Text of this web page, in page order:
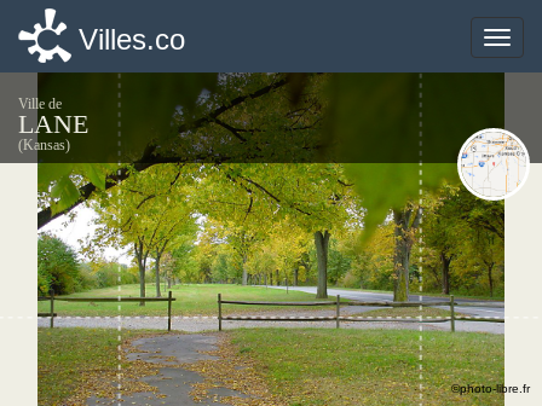
Toggle
Villes.co
Ville de
LANE
(Kansas)
©photo-libre.fr
Toggle
Villes.co